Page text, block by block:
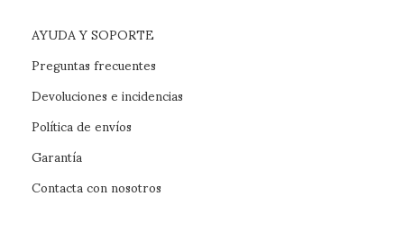
AYUDA Y SOPORTE
Preguntas frecuentes
Devoluciones e incidencias
Política de envíos
Garantía
Contacta con nosotros